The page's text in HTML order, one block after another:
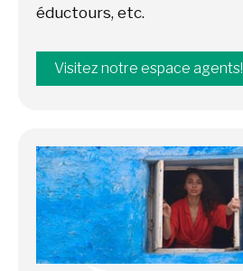
éductours, etc.
Visitez notre espace agents!